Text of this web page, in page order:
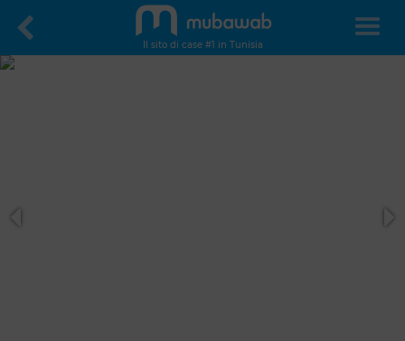
Il sito di case #1 in Tunisia